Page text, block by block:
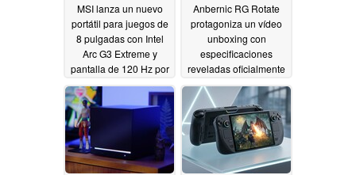
MSI lanza un nuevo
portátil para juegos de
8 pulgadas con Intel
Arc G3 Extreme y
pantalla de 120 Hz por
1.599 euros04/30/2026
Anbernic RG Rotate
protagoniza un vídeo
unboxing con
especificaciones
reveladas oficialmente
04/30/2026